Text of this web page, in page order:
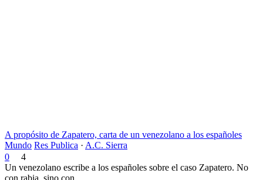
A propósito de Zapatero, carta de un venezolano a los españoles
Mundo Res Publica · A.C. Sierra
0
4
Un venezolano escribe a los españoles sobre el caso Zapatero. No
con rabia, sino con...